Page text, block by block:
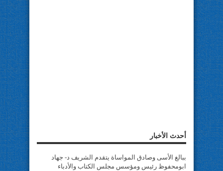
أحدث الأخبار
ببالغ الأسى وصادق المواساة يتقدم الشريف د- جهاد
ابومحفوظ رئيس ومؤسس مجلس الكتاب والأدباء